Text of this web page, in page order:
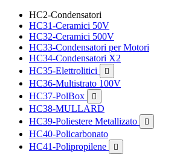
HC2-Condensatori
HC31-Ceramici 50V
HC32-Ceramici 500V
HC33-Condensatori per Motori
HC34-Condensatori X2
HC35-Elettrolitici

HC36-Multistrato 100V
HC37-PolBox

HC38-MULLARD
HC39-Poliestere Metallizato

HC40-Policarbonato
HC41-Polipropilene
